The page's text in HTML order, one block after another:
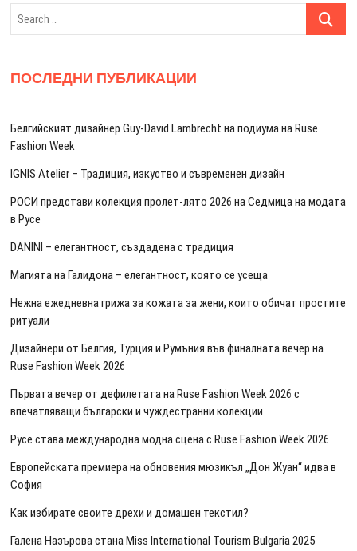
Search
ПОСЛЕДНИ ПУБЛИКАЦИИ
Белгийският дизайнер Guy-David Lambrecht на подиума на Ruse
Fashion Week
IGNIS Atelier – Традиция, изкуство и съвременен дизайн
РОСИ представи колекция пролет-лято 2026 на Седмица на модата
в Русе
DANINI – елегантност, създадена с традиция
Магията на Галидона – елегантност, която се усеща
Нежна ежедневна грижа за кожата за жени, които обичат простите
ритуали
Дизайнери от Белгия, Турция и Румъния във финалната вечер на
Ruse Fashion Week 2026
Първата вечер от дефилетата на Ruse Fashion Week 2026 с
впечатляващи български и чуждестранни колекции
Русе става международна модна сцена с Ruse Fashion Week 2026
Европейската премиера на обновения мюзикъл „Дон Жуан“ идва в
София
Как избирате своите дрехи и домашен текстил?
Галена Назърова стана Miss International Tourism Bulgaria 2025